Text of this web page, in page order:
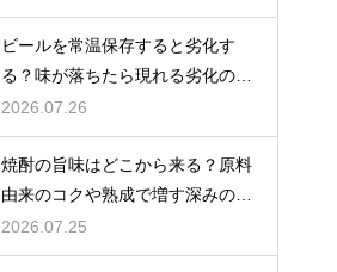
ビールを常温保存すると劣化す
る？味が落ちたら現れる劣化のサ
インを解説
2026.07.26
焼酎の旨味はどこから来る？原料
由来のコクや熟成で増す深みの秘
密を解説
2026.07.25